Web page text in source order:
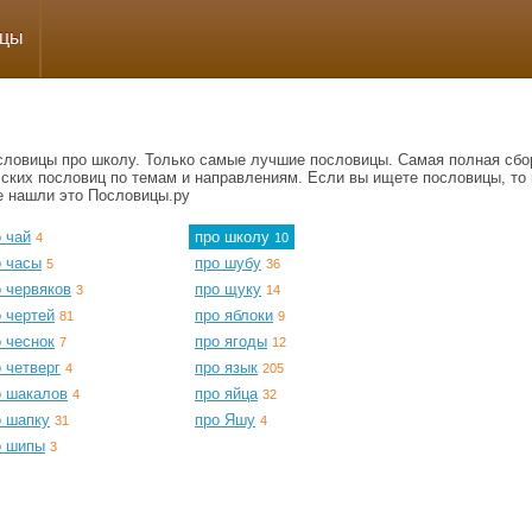
про школу. Только самые лучшие пословицы. Самая полная
пословиц по темам и направлениям. Если вы ищете пословицы, то
нашли это Пословицы.ру
чай 4
часы 5
червяков 3
чертей 81
чеснок 7
четверг 4
шакалов 4
шапку 31
шипы 3
про школу 10
про шубу 36
про щуку 14
про яблоки 9
про ягоды 12
про язык 205
про яйца 32
про Яшу 4